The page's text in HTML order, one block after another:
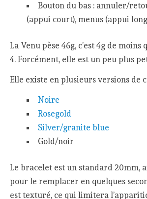
Bouton du bas : annuler/
(appui court), menus (appui
La Venu pèse 46g, c’est 4g de
4. Forcément, elle est un peu plus
Elle existe en plusieurs versions de
Noire
Rosegold
Silver/granite blue
Gold/noir
Le bracelet est un standard 20mm,
pour le remplacer en quelques
est texturé, ce qui limitera